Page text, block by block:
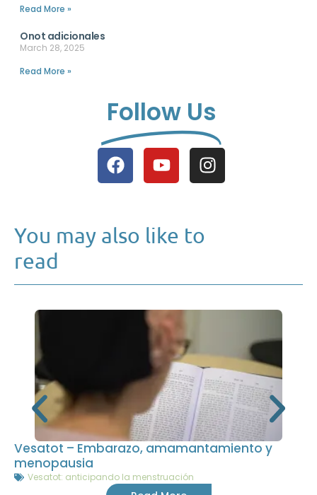
Read More »
Onot adicionales
March 28, 2025
Read More »
Follow Us
You may also like to
read
Vesatot – Embarazo, amamantamiento y
menopausia
Vesatot: anticipando la menstruación